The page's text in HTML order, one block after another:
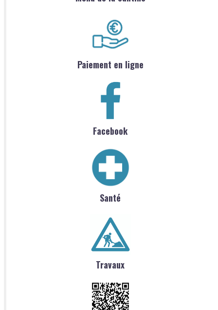
Paiement en ligne
Facebook
Santé
Travaux